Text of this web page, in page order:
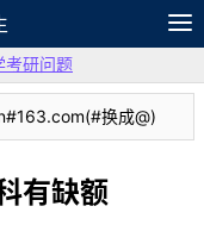
记
论坛
考研问题
换成@)
有缺额